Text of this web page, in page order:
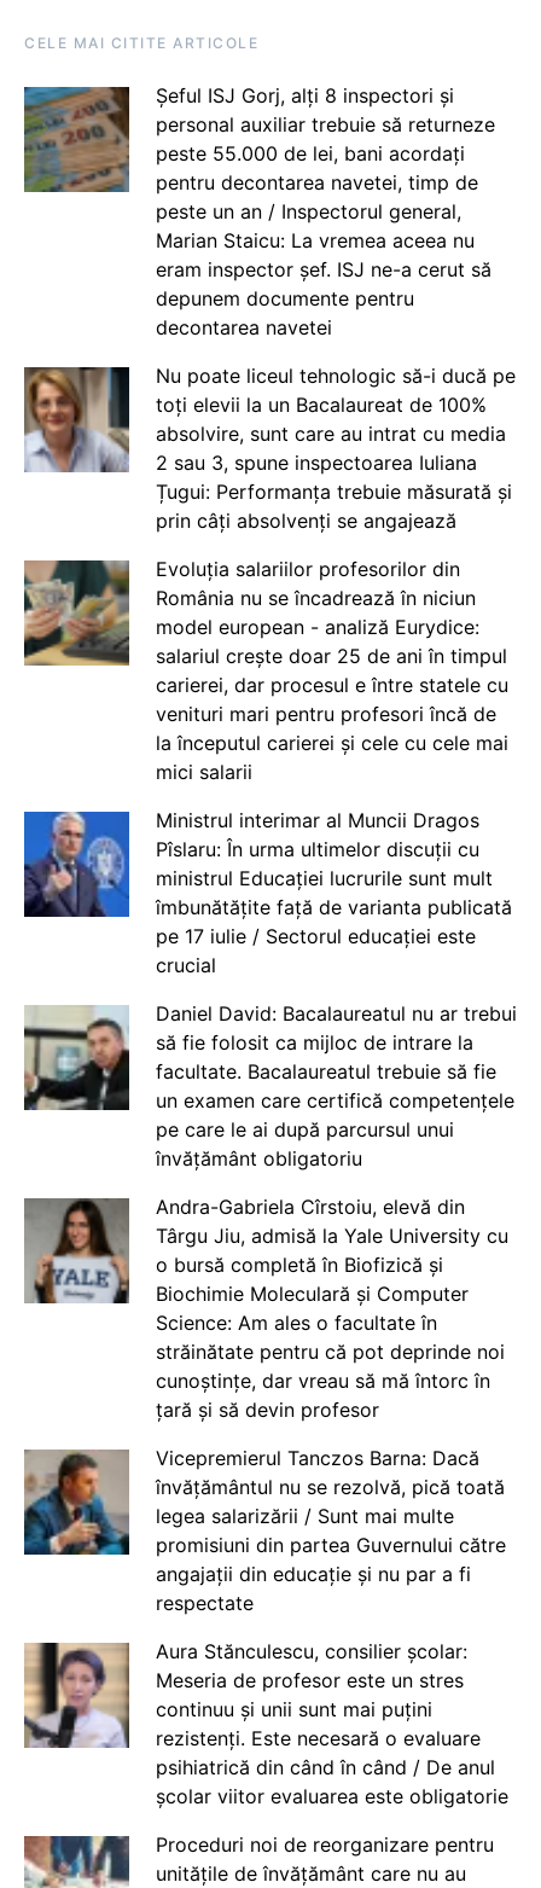
CELE MAI CITITE ARTICOLE
Șeful ISJ Gorj, alți 8 inspectori și
personal auxiliar trebuie să returneze
peste 55.000 de lei, bani acordați
pentru decontarea navetei, timp de
peste un an / Inspectorul general,
Marian Staicu: La vremea aceea nu
eram inspector șef. ISJ ne-a cerut să
depunem documente pentru
decontarea navetei
Nu poate liceul tehnologic să-i ducă pe
toți elevii la un Bacalaureat de 100%
absolvire, sunt care au intrat cu media
2 sau 3, spune inspectoarea Iuliana
Țugui: Performanța trebuie măsurată și
prin câți absolvenți se angajează
Evoluția salariilor profesorilor din
România nu se încadrează în niciun
model european - analiză Eurydice:
salariul crește doar 25 de ani în timpul
carierei, dar procesul e între statele cu
venituri mari pentru profesori încă de
la începutul carierei și cele cu cele mai
mici salarii
Ministrul interimar al Muncii Dragos
Pîslaru: În urma ultimelor discuții cu
ministrul Educației lucrurile sunt mult
îmbunătățite față de varianta publicată
pe 17 iulie / Sectorul educației este
crucial
Daniel David: Bacalaureatul nu ar trebui
să fie folosit ca mijloc de intrare la
facultate. Bacalaureatul trebuie să fie
un examen care certifică competențele
pe care le ai după parcursul unui
învățământ obligatoriu
Andra-Gabriela Cîrstoiu, elevă din
Târgu Jiu, admisă la Yale University cu
o bursă completă în Biofizică și
Biochimie Moleculară și Computer
Science: Am ales o facultate în
străinătate pentru că pot deprinde noi
cunoștințe, dar vreau să mă întorc în
țară și să devin profesor
Vicepremierul Tanczos Barna: Dacă
învățământul nu se rezolvă, pică toată
legea salarizării / Sunt mai multe
promisiuni din partea Guvernului către
angajații din educație și nu par a fi
respectate
Aura Stănculescu, consilier școlar:
Meseria de profesor este un stres
continuu și unii sunt mai puțini
rezistenți. Este necesară o evaluare
psihiatrică din când în când / De anul
școlar viitor evaluarea este obligatorie
Proceduri noi de reorganizare pentru
unitățile de învățământ care nu au